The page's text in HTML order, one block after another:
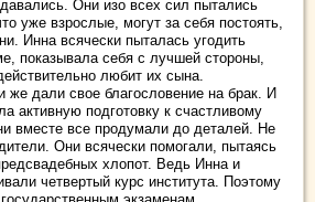
Они изо всех сил пытались
уже взрослые, могут за себя постоять,
Инна всячески пыталась угодить
показывала себя с лучшей стороны,
любит их сына.
же дали свое благословение на брак. И
активную подготовку к счастливому
вместе все продумали до деталей. Не
Они всячески помогали, пытаясь
хлопот. Ведь Инна и
четвертый курс института. Поэтому